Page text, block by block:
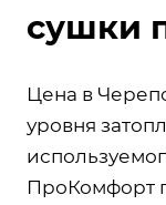
сушки
Цена в
уровня
ПроКомфорт